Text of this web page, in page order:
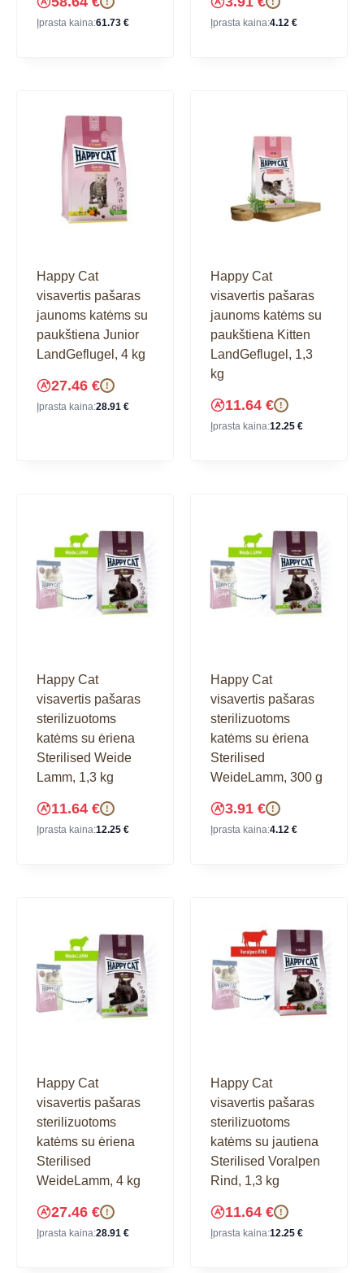
Įprasta kaina:61.73 € Įprasta kaina:4.12 €
Happy Cat
visavertis pašaras
jaunoms katėms su
paukštiena Junior
LandGeflugel, 4 kg
27.46 € !
Įprasta kaina:28.91 €
Happy Cat
visavertis pašaras
jaunoms katėms su
paukštiena Kitten
LandGeflugel, 1,3
kg
11.64 € !
Įprasta kaina:12.25 €
Happy Cat
visavertis pašaras
sterilizuotoms
katėms su ėriena
Sterilised Weide
Lamm, 1,3 kg
11.64 € !
Įprasta kaina:12.25 €
Happy Cat
visavertis pašaras
sterilizuotoms
katėms su ėriena
Sterilised
WeideLamm, 300 g
3.91 € !
Įprasta kaina:4.12 €
Happy Cat
visavertis pašaras
sterilizuotoms
katėms su ėriena
Sterilised
WeideLamm, 4 kg
27.46 € !
Įprasta kaina:28.91 €
Happy Cat
visavertis pašaras
sterilizuotoms
katėms su jautiena
Sterilised Voralpen
Rind, 1,3 kg
11.64 € !
Įprasta kaina:12.25 €